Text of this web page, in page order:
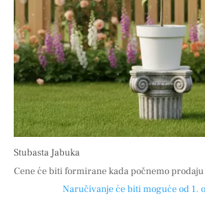
Stubasta Jabuka
Cene će biti formirane kada počnemo prodaju
Naručivanje će biti moguće od 1.